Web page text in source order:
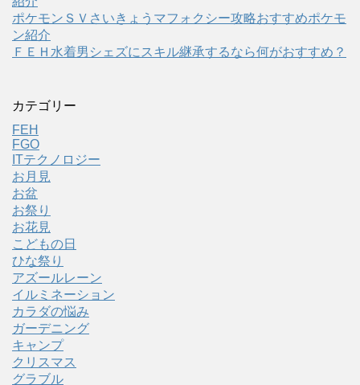
ポケモンＳＶさいきょうマフォクシー攻略おすすめポケモ
ン紹介
ＦＥＨ水着男シェズにスキル継承するなら何がおすすめ？
カテゴリー
FEH
FGO
ITテクノロジー
お月見
お盆
お祭り
お花見
こどもの日
ひな祭り
アズールレーン
イルミネーション
カラダの悩み
ガーデニング
キャンプ
クリスマス
グラブル